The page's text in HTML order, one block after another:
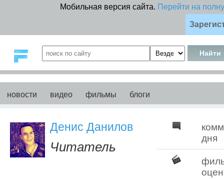
Мобильная версия сайта. Перейти на
новости видео фильмы блоги
дня
Денис Данилов
Читатель